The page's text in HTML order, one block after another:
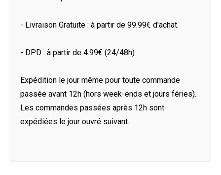
- Livraison Gratuite : à partir de 99.99€ d'achat.
- DPD : à partir de 4.99€ (24/48h)
Expédition le jour même pour toute commande
passée avant 12h (hors week-ends et jours féries).
Les commandes passées après 12h sont
expédiées le jour ouvré suivant.